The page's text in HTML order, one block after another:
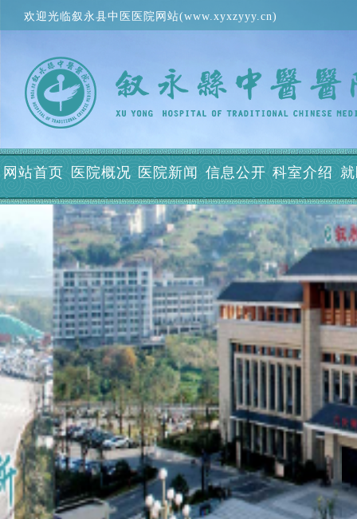
欢迎光临叙永县中医医院网站(www.xyxzyyy.cn)
网站首页 医院概况 医院新闻 信息公开 科室介绍